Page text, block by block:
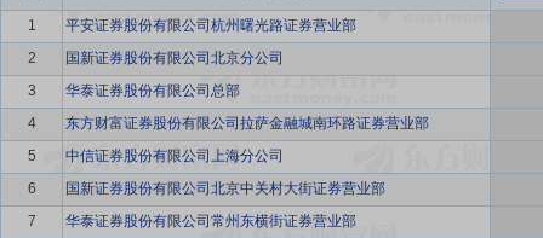
1
平安证券股份有限公司杭州曙光路证券营业部
2
国新证券股份有限公司北京分公司
3
华泰证券股份有限公司总部
4
东方财富证券股份有限公司拉萨金融城南环路证券营业部
5
中信证券股份有限公司上海分公司
6
国新证券股份有限公司北京中关村大街证券营业部
7
华泰证券股份有限公司常州东横街证券营业部